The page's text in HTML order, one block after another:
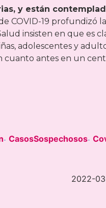
y están
COVID-19 profundizó
insisten en que es
adolescentes y
cuanto antes en un
- CasosSospechosos-
2022-